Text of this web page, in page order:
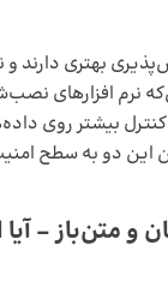
بهتری دارند
نرم‌ افزارهای
بیشتر روی
این دو به سطح
و متن‌باز –